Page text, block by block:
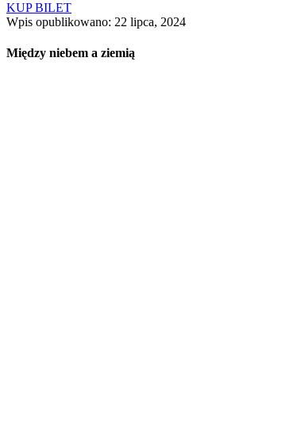
KUP BILET
Wpis opublikowano: 22 lipca, 2024
Między niebem a ziemią